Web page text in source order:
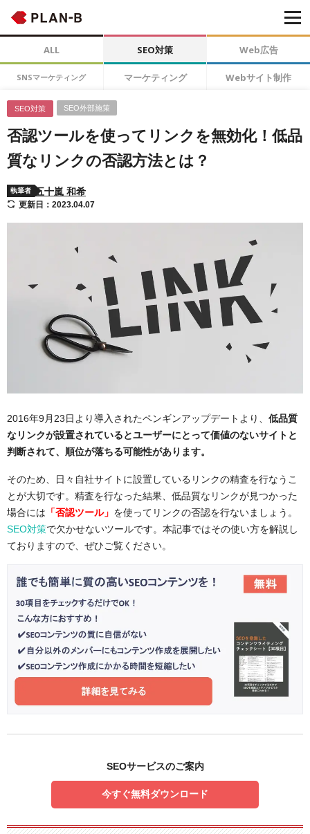
ALL SEO対策 Web広告
SNSマーケティング マーケティング Webサイト制作
SEO対策 SEO外部施策
否認ツールを使ってリンクを無効化！低品
質なリンクの否認方法とは？
執筆者 五十嵐 和希
更新日：2023.04.07
2016年9月23日より導入されたペンギンアップデートより、 低品質
なリンクが設置されているとユーザーにとって価値のないサイトと
判断されて、順位が落ちる可能性があります。
そのため、日々自社サイトに設置しているリンクの精査を行なうこ
とが大切です。精査を行なった結果、低品質なリンクが見つかった
場合には 「否認ツール」 を使ってリンクの否認を行ないましょう。
SEO対策で欠かせないツールです。本記事ではその使い方を解説し
ておりますので、ぜひご覧ください。
SEOサービスのご案内
今すぐ無料ダウンロード